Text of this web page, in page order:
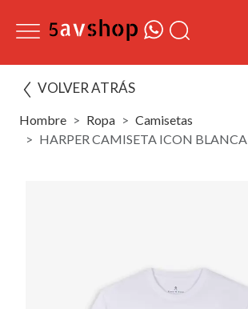
VOLVER ATRÁS
Hombre Ropa
Camisetas
HARPER CAMISETA ICON BLANCA